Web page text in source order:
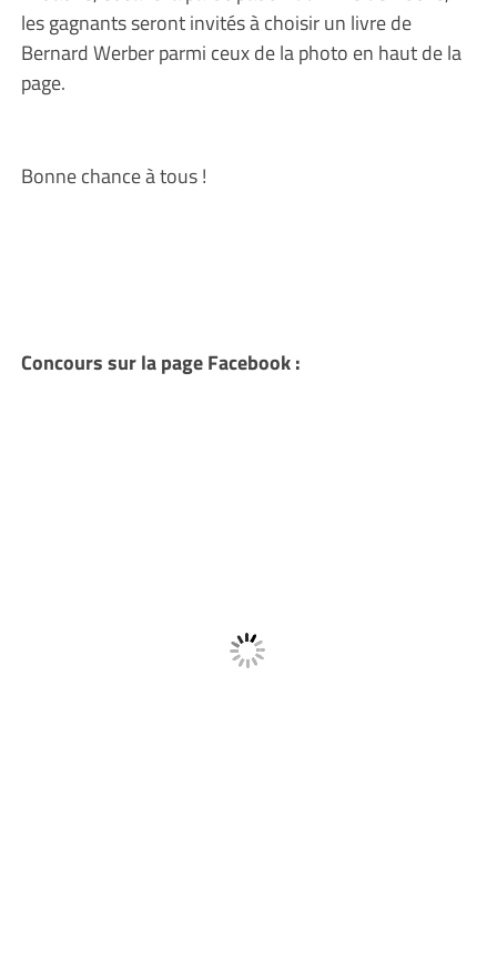
les gagnants seront invités à choisir un livre de
Bernard Werber parmi ceux de la photo en haut de la
page.
Bonne chance à tous !
Concours sur la page Facebook :